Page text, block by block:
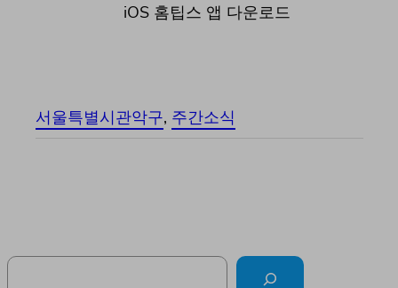
iOS 홈팁스 앱 다운로드
서울특별시관악구, 주간소식
Search